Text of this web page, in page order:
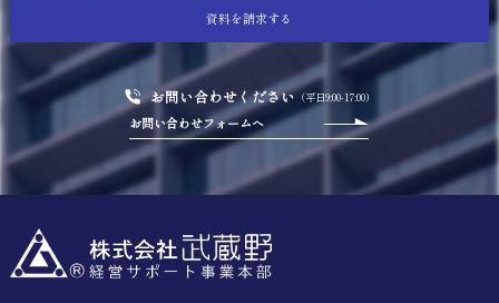
資料を請求する
お問い合わせください （平日9:00-17:00）
お問い合わせフォームへ